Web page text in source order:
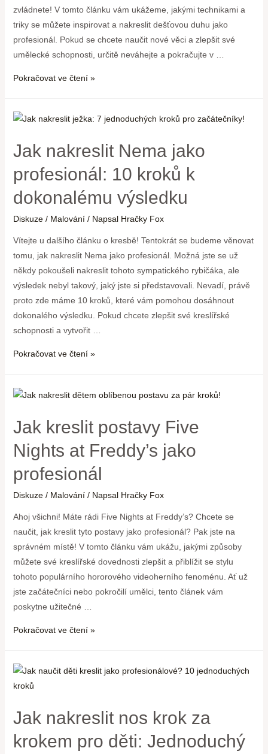
zvládnete! V tomto článku vám ukážeme, jakými technikami a
triky se můžete inspirovat a nakreslit dešťovou duhu jako
profesionál. Pokud se chcete naučit nové věci a zlepšit své
umělecké schopnosti, určitě neváhejte a pokračujte v …
Pokračovat ve čtení »
Jak nakreslit Nema jako
profesionál: 10 kroků k
dokonalému výsledku
Diskuze / Malování/ Napsal Hračky Fox
Vítejte u dalšího článku o kresbě! Tentokrát se budeme věnovat
tomu, jak nakreslit Nema jako profesionál. Možná jste se už
někdy pokoušeli nakreslit tohoto sympatického rybičáka, ale
výsledek nebyl takový, jaký jste si představovali. Nevadí, právě
proto zde máme 10 kroků, které vám pomohou dosáhnout
dokonalého výsledku. Pokud chcete zlepšit své kreslířské
schopnosti a vytvořit …
Pokračovat ve čtení »
Jak kreslit postavy Five
Nights at Freddy’s jako
profesionál
Diskuze / Malování/ Napsal Hračky Fox
Ahoj všichni! Máte rádi Five Nights at Freddy’s? Chcete se
naučit, jak kreslit tyto postavy jako profesionál? Pak jste na
správném místě! V tomto článku vám ukážu, jakými způsoby
můžete své kreslířské dovednosti zlepšit a přiblížit se stylu
tohoto populárního hororového videoherního fenoménu. Ať už
jste začátečníci nebo pokročilí umělci, tento článek vám
poskytne užitečné …
Pokračovat ve čtení »
Jak nakreslit nos krok za
krokem pro děti: Jednoduchý